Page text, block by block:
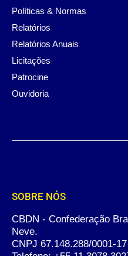
Políticas & Normas
Relatórios
Relatórios Anuais
Licitações
Patrocine
Ouvidoria
SOBRE NÓS
CBDN - Confederação
Neve.
CNPJ 67.148.288/0001-17